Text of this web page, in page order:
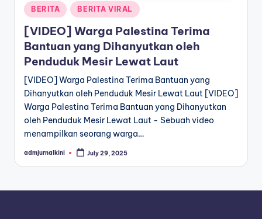
n
Posted
in
BERITA BERITA VIRAL
[VIDEO] Warga Palestina Terima
Bantuan yang Dihanyutkan oleh
Penduduk Mesir Lewat Laut
[VIDEO] Warga Palestina Terima Bantuan yang
Dihanyutkan oleh Penduduk Mesir Lewat Laut [VIDEO]
Warga Palestina Terima Bantuan yang Dihanyutkan
oleh Penduduk Mesir Lewat Laut - Sebuah video
menampilkan seorang warga…
Posted
admjurnalkini July 29, 2025